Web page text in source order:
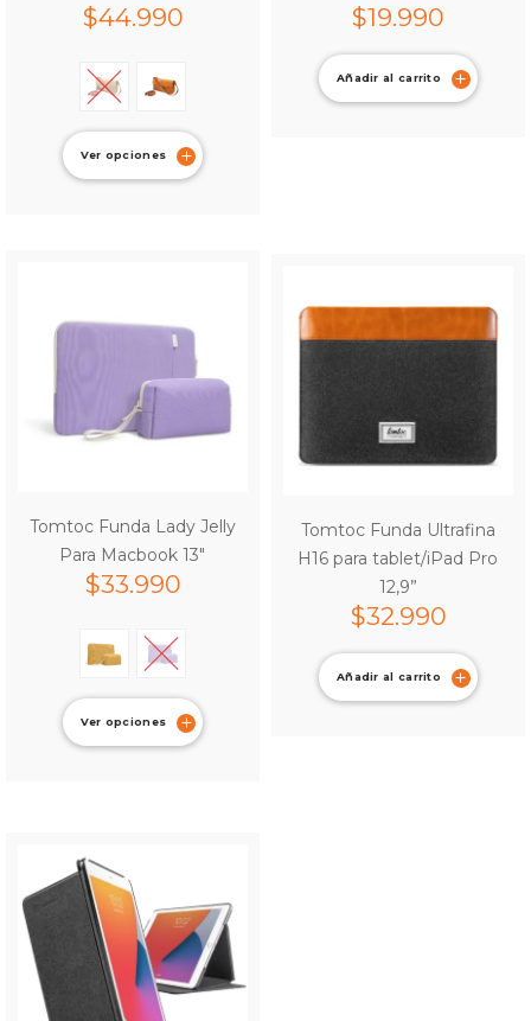
$44.990
Ver opciones
$19.990
Añadir al carrito
Tomtoc Funda Lady Jelly
Para Macbook 13″
$33.990
Ver opciones
Tomtoc Funda Ultrafina
H16 para tablet/iPad Pro
12,9”
$32.990
Añadir al carrito